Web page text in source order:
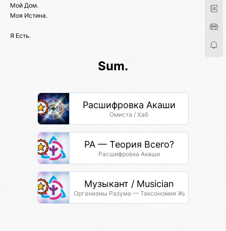
Мой Дом.
Моя Истина.
Я Есть.
Sum.
Расшифровка Акаши
Омиста / Хаб
РА — Теория Всего?
Расшифровка Акаши
Музыкант / Musician
Организмы Разума — Таксономия Жизни